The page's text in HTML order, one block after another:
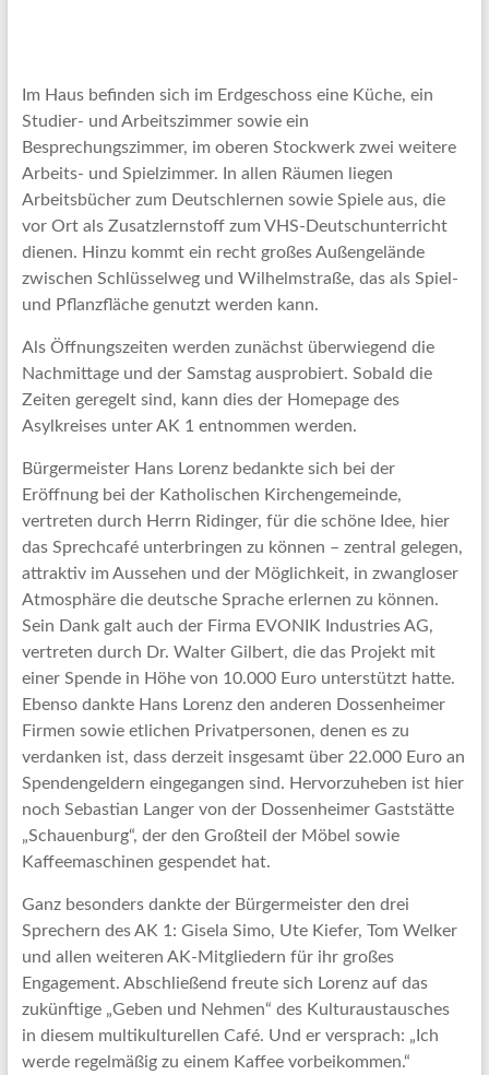
Im Haus befinden sich im Erdgeschoss eine Küche, ein
Studier- und Arbeitszimmer sowie ein
Besprechungszimmer, im oberen Stockwerk zwei weitere
Arbeits- und Spielzimmer. In allen Räumen liegen
Arbeitsbücher zum Deutschlernen sowie Spiele aus, die
vor Ort als Zusatzlernstoff zum VHS-Deutschunterricht
dienen. Hinzu kommt ein recht großes Außengelände
zwischen Schlüsselweg und Wilhelmstraße, das als Spiel-
und Pflanzfläche genutzt werden kann.
Als Öffnungszeiten werden zunächst überwiegend die
Nachmittage und der Samstag ausprobiert. Sobald die
Zeiten geregelt sind, kann dies der Homepage des
Asylkreises unter AK 1 entnommen werden.
Bürgermeister Hans Lorenz bedankte sich bei der
Eröffnung bei der Katholischen Kirchengemeinde,
vertreten durch Herrn Ridinger, für die schöne Idee, hier
das Sprechcafé unterbringen zu können – zentral gelegen,
attraktiv im Aussehen und der Möglichkeit, in zwangloser
Atmosphäre die deutsche Sprache erlernen zu können.
Sein Dank galt auch der Firma EVONIK Industries AG,
vertreten durch Dr. Walter Gilbert, die das Projekt mit
einer Spende in Höhe von 10.000 Euro unterstützt hatte.
Ebenso dankte Hans Lorenz den anderen Dossenheimer
Firmen sowie etlichen Privatpersonen, denen es zu
verdanken ist, dass derzeit insgesamt über 22.000 Euro an
Spendengeldern eingegangen sind. Hervorzuheben ist hier
noch Sebastian Langer von der Dossenheimer Gaststätte
„Schauenburg“, der den Großteil der Möbel sowie
Kaffeemaschinen gespendet hat.
Ganz besonders dankte der Bürgermeister den drei
Sprechern des AK 1: Gisela Simo, Ute Kiefer, Tom Welker
und allen weiteren AK-Mitgliedern für ihr großes
Engagement. Abschließend freute sich Lorenz auf das
zukünftige „Geben und Nehmen“ des Kulturaustausches
in diesem multikulturellen Café. Und er versprach: „Ich
werde regelmäßig zu einem Kaffee vorbeikommen.“